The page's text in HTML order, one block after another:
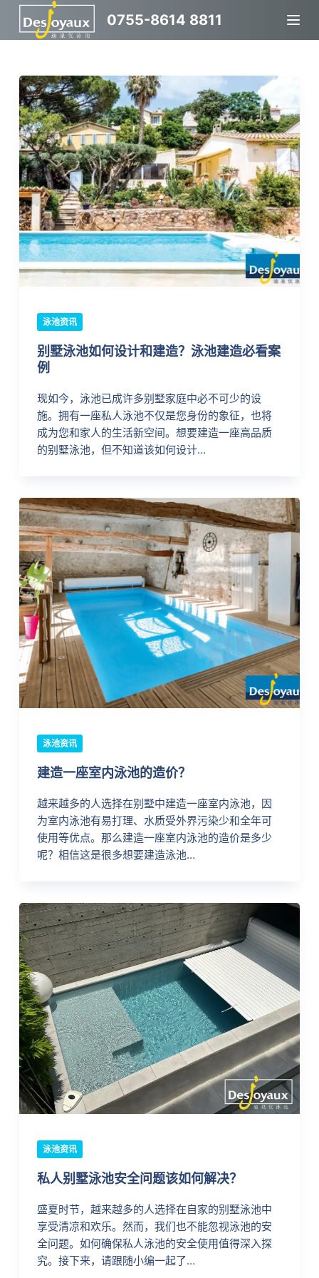
跳
过
容
0755-8614 8811
泳池资讯
别墅泳池如何设计和建造？泳池建造必看案
例
现如今，泳池已成许多别墅家庭中必不可少的设
施。拥有一座私人泳池不仅是您身份的象征，也将
成为您和家人的生活新空间。想要建造一座高品质
的别墅泳池，但不知道该如何设计…
泳池资讯
建造一座室内泳池的造价？
越来越多的人选择在别墅中建造一座室内泳池，因
为室内泳池有易打理、水质受外界污染少和全年可
使用等优点。那么建造一座室内泳池的造价是多少
呢？相信这是很多想要建造泳池…
泳池资讯
私人别墅泳池安全问题该如何解决？
盛夏时节，越来越多的人选择在自家的别墅泳池中
享受清凉和欢乐。然而，我们也不能忽视泳池的安
全问题。如何确保私人泳池的安全使用值得深入探
究。接下来，请跟随小编一起了…